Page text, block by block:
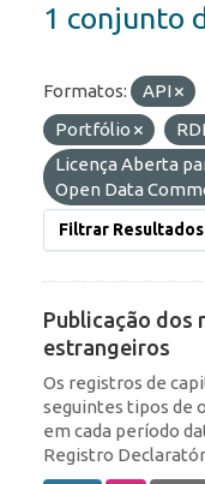
1 conjunto
Formatos: API
Portfólio
Licença Aberta
Open Data
Filtrar Resultados
Publicação dos
estrangeiros
Os registros de
seguintes tipos de
em cada período
Registro